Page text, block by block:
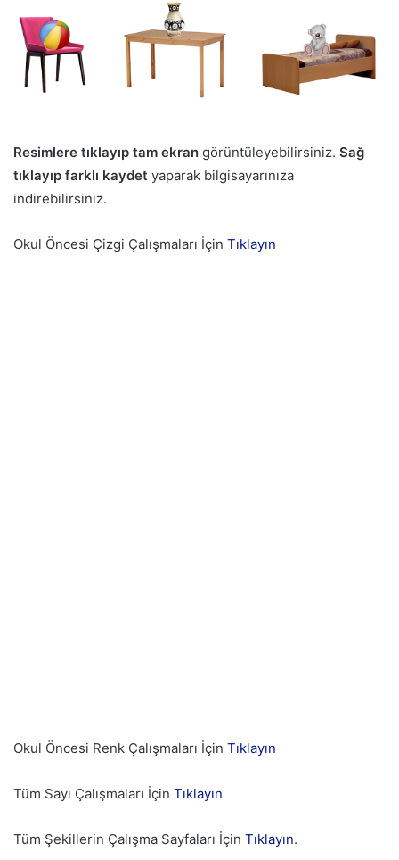
Resimlere tıklayıp tam ekran görüntüleyebilirsiniz. Sağ
tıklayıp farklı kaydet yaparak bilgisayarınıza
indirebilirsiniz.
Okul Öncesi Çizgi Çalışmaları İçin Tıklayın
Okul Öncesi Renk Çalışmaları İçin Tıklayın
Tüm Sayı Çalışmaları İçin Tıklayın
Tüm Şekillerin Çalışma Sayfaları İçin Tıklayın.